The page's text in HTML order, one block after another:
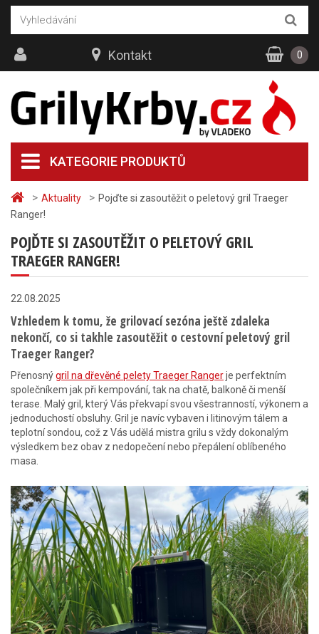
> Aktuality > Pojďte si zasoutěžit o peletový gril Traeger
Ranger!
POJĎTE SI ZASOUTĚŽIT O PELETOVÝ GRIL
TRAEGER RANGER!
22.08.2025
Vzhledem k tomu, že grilovací sezóna ještě zdaleka
nekončí, co si takhle zasoutěžit o cestovní peletový gril
Traeger Ranger?
Přenosnýgril na dřevěné pelety Traeger Rangerje perfektním
společníkem jak při kempování, tak na chatě, balkoně či menší
terase. Malý gril, který Vás překvapí svou všestranností, výkonem a
jednoduchostí obsluhy. Gril je navíc vybaven i litinovým tálem a
teplotní sondou, což z Vás udělá mistra grilu s vždy dokonalým
výsledkem bez obav z nedopečení nebo přepálení oblíbeného
masa.
KATEGORIE PRODUKTŮ
Kontakt 0